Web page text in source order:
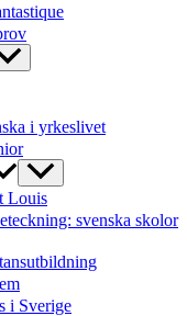
i yrkeslivet
Louis
svenska skolor
i Sverige